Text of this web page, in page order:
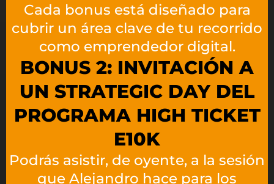
Cada bonus está diseñado para
cubrir un área clave de tu recorrido
como emprendedor digital.
BONUS 2: INVITACIÓN A
UN STRATEGIC DAY DEL
PROGRAMA HIGH TICKET
E10K​
Podrás asistir, de oyente, a la sesión
que Alejandro hace para los